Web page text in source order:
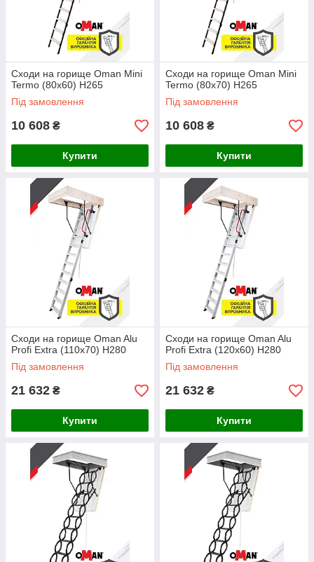
Сходи на горище Oman Mini
Termo (80x60) H265
Під замовлення
10 608 ₴
Купити
Сходи на горище Oman Mini
Termo (80x70) H265
Під замовлення
10 608 ₴
Купити
Сходи на горище Oman Alu
Profi Extra (110x70) H280
Під замовлення
21 632 ₴
Купити
Сходи на горище Oman Alu
Profi Extra (120x60) H280
Під замовлення
21 632 ₴
Купити